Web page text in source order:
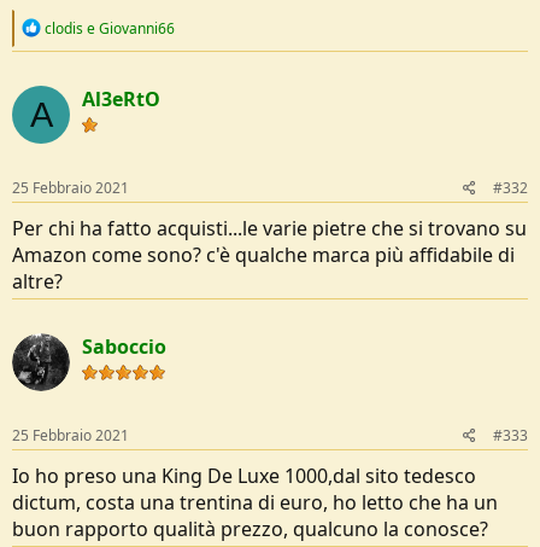
R
c
t
i
o
s
:
clodiseGiovanni66
A Al3eRtO
25 Febbraio 2021 #332
Per chi ha fatto acquisti...le varie pietre che si trovano su
Amazon come sono? c'è qualche marca più affidabile di
altre?
Saboccio
25 Febbraio 2021 #333
Io ho preso una King De Luxe 1000,dal sito tedesco
dictum, costa una trentina di euro, ho letto che ha un
buon rapporto qualità prezzo, qualcuno la conosce?